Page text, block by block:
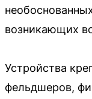
возникающих
Устройства
фельдшеров,